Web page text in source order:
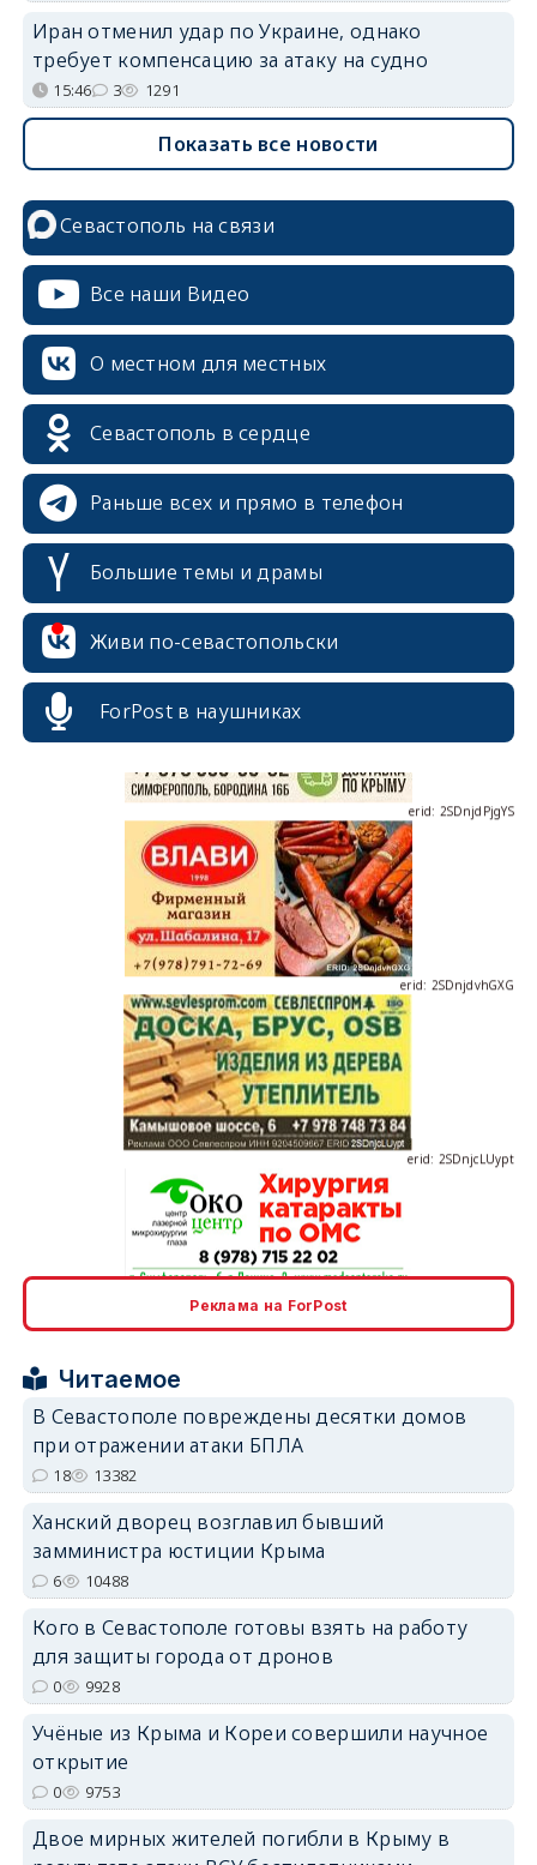
Иран отменил удар по Украине, однако
требует компенсацию за атаку на судно
15:46 3 1291
Показать все новости
Севастополь на связи
Все наши Видео
О местном для местных
Севастополь в сердце
Раньше всех и прямо в телефон
Большие темы и драмы
Живи по-севастопольски
ForPost в наушниках
erid: 2SDnjcrDNw6
erid: 2SDnjdPjgYS
erid: 2SDnjdvhGXG
erid: 2SDnjcLUypt
erid: 2SDnjdvhGXG
Реклама на ForPost
Читаемое
В Севастополе повреждены десятки домов
при отражении атаки БПЛА
18 13382
Ханский дворец возглавил бывший
замминистра юстиции Крыма
6 10488
Кого в Севастополе готовы взять на работу
для защиты города от дронов
0 9928
Учёные из Крыма и Кореи совершили научное
открытие
0 9753
Двое мирных жителей погибли в Крыму в